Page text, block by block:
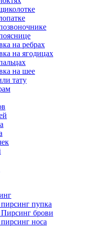
на ребрах
на ягодицах
на шее
тату
пупка
брови
носа